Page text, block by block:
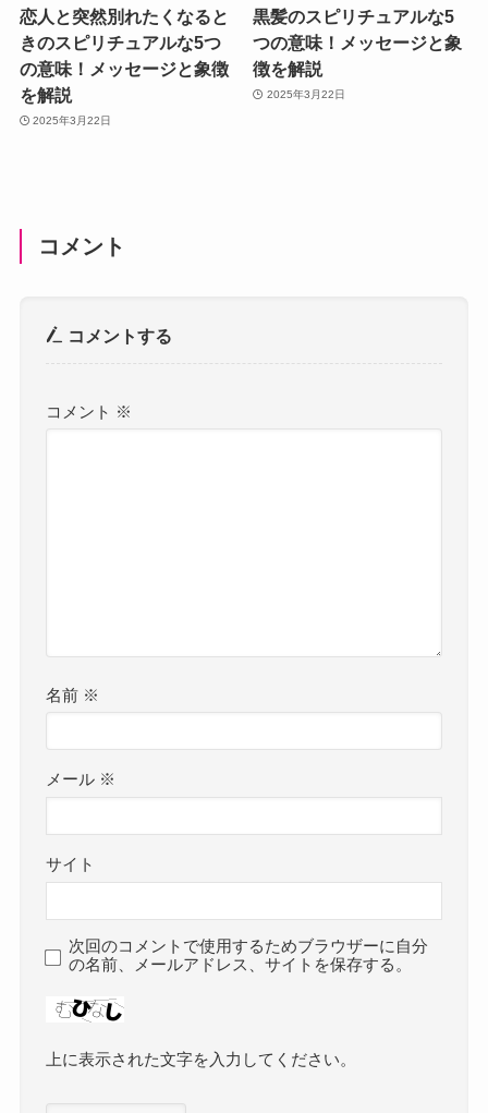
恋人と突然別れたくなると
きのスピリチュアルな5つ
の意味！メッセージと象徴
を解説
2025年3月22日
黒髪のスピリチュアルな5
つの意味！メッセージと象
徴を解説
2025年3月22日
コメント
コメントする
コメント ※
名前 ※
メール ※
サイト
次回のコメントで使用するためブラウザーに自分
の名前、メールアドレス、サイトを保存する。
上に表示された文字を入力してください。